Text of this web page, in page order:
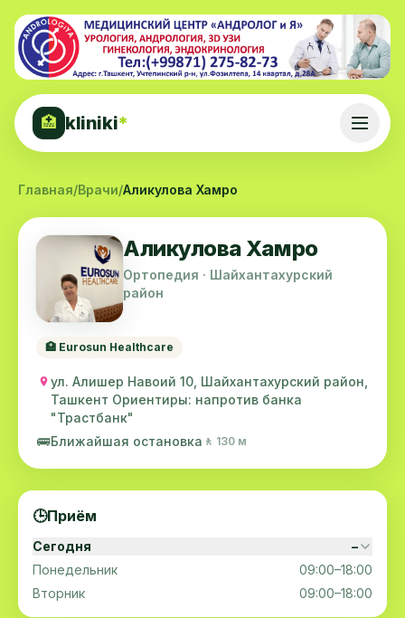
🏥 kliniki*
Главная/Врачи/Аликулова Хамро
Аликулова Хамро
Ортопедия · Шайхантахурский
район
🏥 Eurosun Healthcare
ул. Алишер Навоий 10, Шайхантахурский район,
Ташкент Ориентиры: напротив банка
"Трастбанк"
🚌Ближайшая остановка 🚶 130 м
🕒Приём
Сегодня
–
Понедельник
09:00–18:00
Вторник
09:00–18:00